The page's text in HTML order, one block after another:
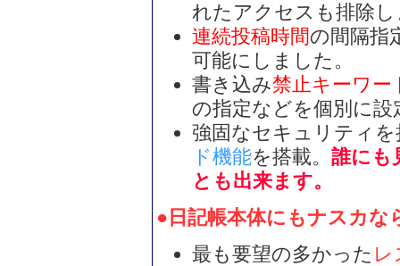
れたアクセスも排除
連続投稿時間の間隔指
可能にしました。
書き込み禁止キーワー
の指定などを個別に設
強固なセキュリティを
ド機能を搭載。 誰にも
とも出来ます。
●日記帳本体にもナスカな
最も要望の多かった レ